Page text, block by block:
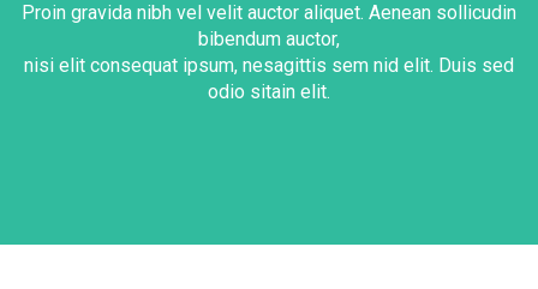
Proin gravida nibh vel velit auctor aliquet. Aenean sollicudin
bibendum auctor,
nisi elit consequat ipsum, nesagittis sem nid elit. Duis sed
odio sitain elit.